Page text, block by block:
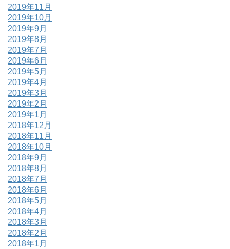
2019年11月
2019年10月
2019年9月
2019年8月
2019年7月
2019年6月
2019年5月
2019年4月
2019年3月
2019年2月
2019年1月
2018年12月
2018年11月
2018年10月
2018年9月
2018年8月
2018年7月
2018年6月
2018年5月
2018年4月
2018年3月
2018年2月
2018年1月